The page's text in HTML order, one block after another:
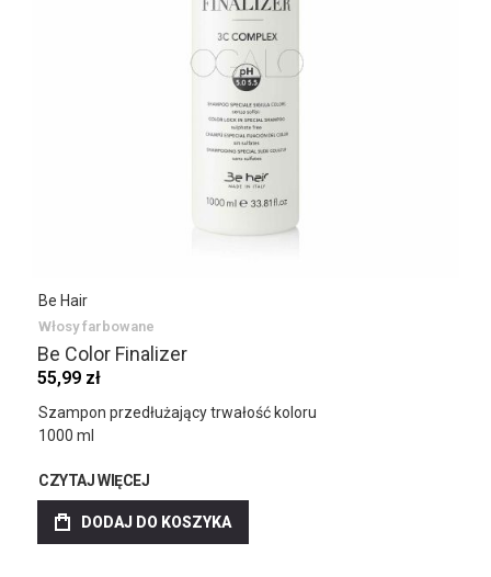
Be Hair
Włosy farbowane
Be Color Finalizer
55,99 zł
Szampon przedłużający trwałość koloru
1000 ml
CZYTAJ WIĘCEJ
DODAJ DO KOSZYKA